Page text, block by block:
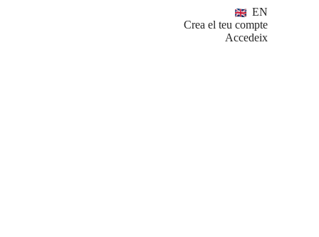
EN
Crea el teu compte
Accedeix